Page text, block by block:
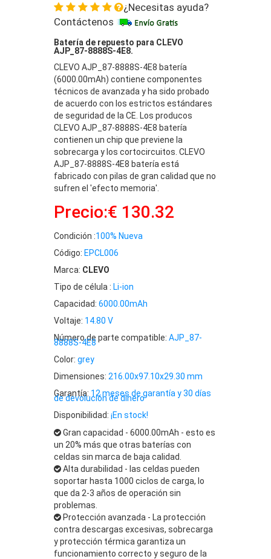
¿Necesitas ayuda?
Contáctenos
Batería de repuesto para CLEVO
AJP_87-8888S-4E8.
CLEVO AJP_87-8888S-4E8 batería
(6000.00mAh) contiene componentes
técnicos de avanzada y ha sido probado
de acuerdo con los estrictos estándares
de seguridad de la CE. Los producos
CLEVO AJP_87-8888S-4E8 batería
contienen un chip que previene la
sobrecarga y los cortocircuitos. CLEVO
AJP_87-8888S-4E8 batería está
fabricado con pilas de gran calidad que no
sufren el 'efecto memoria'.
Precio:€ 130.32
Condición :100% Nueva
Código: EPCL006
Marca: CLEVO
Tipo de célula : Li-ion
Capacidad: 6000.00mAh
Voltaje: 14.80 V
Número de parte compatible: AJP_87-
8888S-4E8
Color: grey
Dimensiones: 216.00x97.10x29.30 mm
Garantía: 12 meses de garantía y 30 días
de devolución de dinero
Disponibilidad: ¡En stock!
Gran capacidad - 6000.00mAh - esto es
un 20% más que otras baterías con
celdas sin marca de baja calidad.
Alta durabilidad - las celdas pueden
soportar hasta 1000 ciclos de carga, lo
que da 2-3 años de operación sin
problemas.
Protección avanzada - La protección
contra descargas excesivas, sobrecarga
y protección térmica garantiza un
funcionamiento correcto y seguro de la